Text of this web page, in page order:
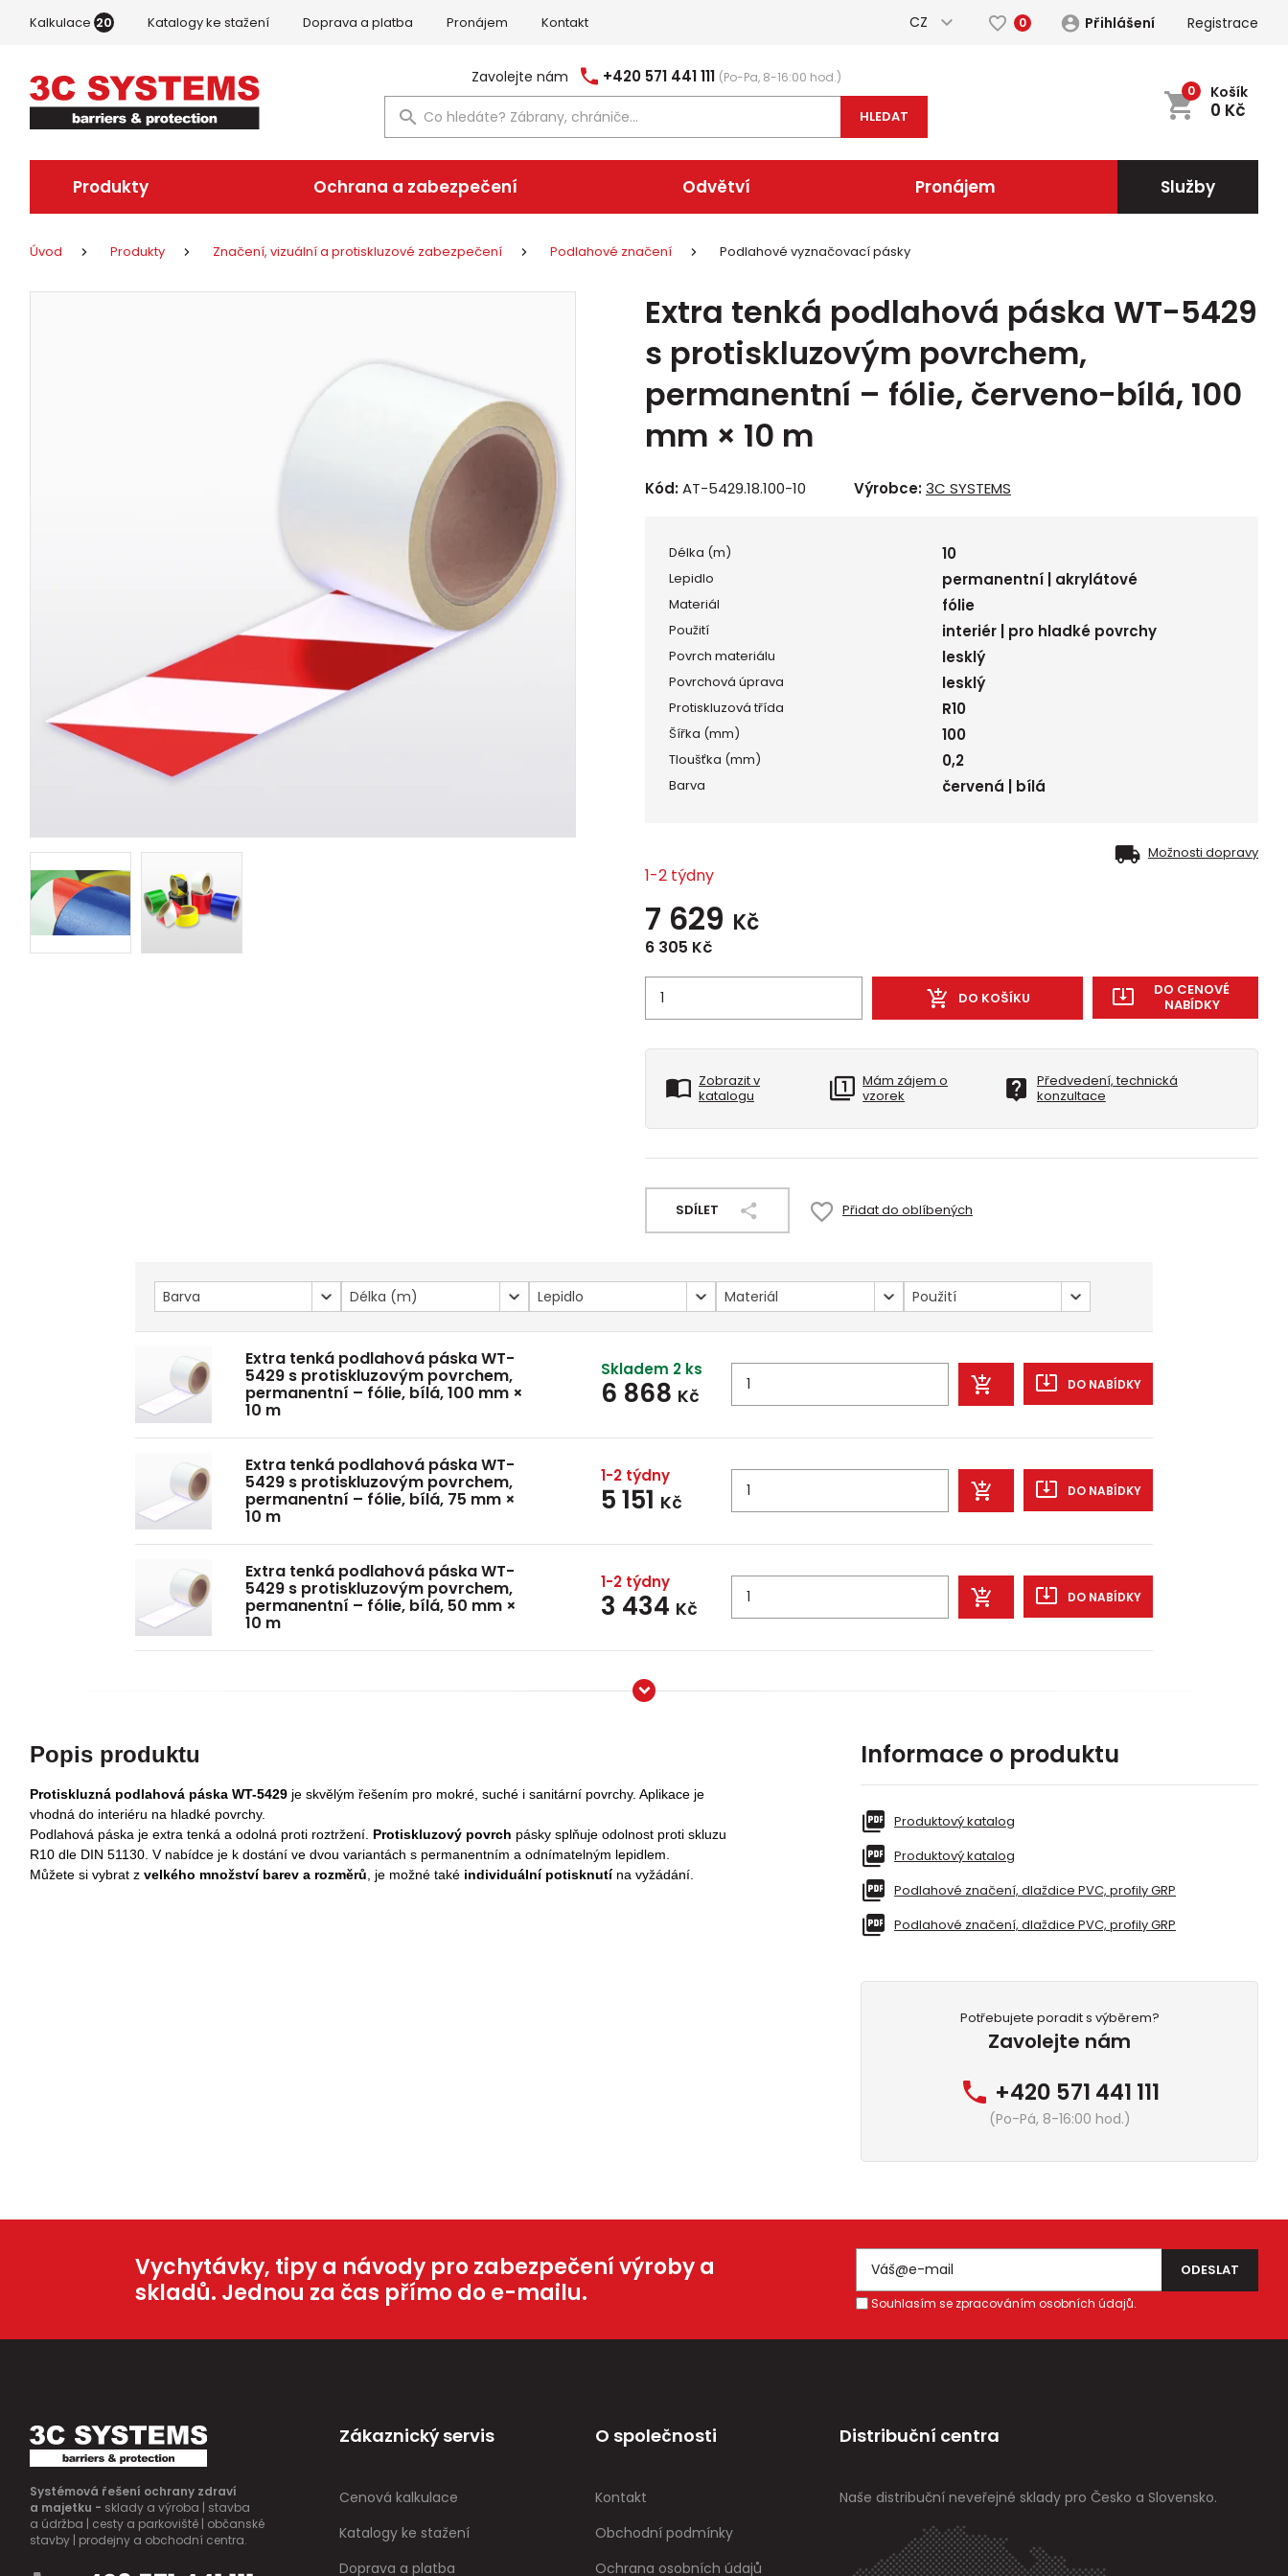
Kalkulace 20 Katalogy ke stažení Doprava a platba Pronájem Kontakt CZ 0 Přihlášení Registrace
Zavolejte nám +420 571 441 111 (Po-Pa, 8-16:00 hod.)
HLEDAT
Košík
0 Kč
0
Produkty Ochrana a zabezpečení Odvětví Pronájem Služby
Úvod Produkty Značení, vizuální a protiskluzové zabezpečení Podlahové značení Podlahové vyznačovací pásky
Extra tenká podlahová páska WT-5429
s protiskluzovým povrchem,
permanentní – fólie, červeno-bílá, 100
mm × 10 m
Kód:AT-5429.18.100-10 Výrobce:3C SYSTEMS
Délka (m) 10
Lepidlo permanentní | akrylátové
Materiál fólie
Použití interiér | pro hladké povrchy
Povrch materiálu lesklý
Povrchová úprava lesklý
Protiskluzová třída R10
Šířka (mm) 100
Tloušťka (mm) 0,2
Barva červená | bílá
Možnosti dopravy
1-2 týdny
7 629 Kč
6 305 Kč
DO KOŠÍKU
DO CENOVÉ
NABÍDKY
Zobrazit v
katalogu
Mám zájem o
vzorek
Předvedení, technická
konzultace
SDÍLET Přidat do oblíbených
Barva Délka (m) Lepidlo Materiál Použití
Extra tenká podlahová páska WT-
5429 s protiskluzovým povrchem,
permanentní – fólie, bílá, 100 mm ×
10 m
Skladem 2 ks
6 868 Kč DO NABÍDKY
Extra tenká podlahová páska WT-
5429 s protiskluzovým povrchem,
permanentní – fólie, bílá, 75 mm ×
10 m
1-2 týdny
5 151 Kč DO NABÍDKY
Extra tenká podlahová páska WT-
5429 s protiskluzovým povrchem,
permanentní – fólie, bílá, 50 mm ×
10 m
1-2 týdny
3 434 Kč DO NABÍDKY
Popis produktu
Protiskluzná podlahová páska WT-5429 je skvělým řešením pro mokré, suché i sanitární povrchy. Aplikace je
vhodná do interiéru na hladké povrchy.
Podlahová páska je extra tenká a odolná proti roztržení. Protiskluzový povrch pásky splňuje odolnost proti skluzu
R10 dle DIN 51130. V nabídce je k dostání ve dvou variantách s permanentním a odnímatelným lepidlem.
Můžete si vybrat z velkého množství barev a rozměrů , je možné také individuální potisknutí na vyžádání.
Informace o produktu
Produktový katalog
Produktový katalog
Podlahové značení, dlaždice PVC, profily GRP
Podlahové značení, dlaždice PVC, profily GRP
Potřebujete poradit s výběrem?
Zavolejte nám
+420 571 441 111
(Po-Pá, 8-16:00 hod.)
Vychytávky, tipy a návody pro zabezpečení výroby a
skladů. Jednou za čas přímo do e-mailu.
Souhlasím se zpracováním osobních údajů.
Systémová řešení ochrany zdraví
a majetku - sklady a výroba | stavba
a údržba | cesty a parkoviště | občanské
stavby | prodejny a obchodní centra.
Zákaznický servis
Cenová kalkulace
Katalogy ke stažení
Doprava a platba
O společnosti
Kontakt
Obchodní podmínky
Ochrana osobních údajů
Distribuční centra
Naše distribuční neveřejné sklady pro Česko a Slovensko.